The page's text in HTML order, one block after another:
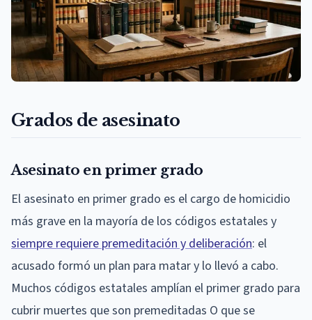
Grados de asesinato
Asesinato en primer grado
El asesinato en primer grado es el cargo de homicidio
más grave en la mayoría de los códigos estatales y
siempre requiere premeditación y deliberación: el
acusado formó un plan para matar y lo llevó a cabo.
Muchos códigos estatales amplían el primer grado para
cubrir muertes que son premeditadas O que se